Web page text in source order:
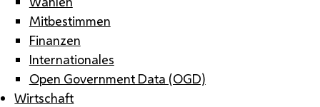
Mitbestimmen
Finanzen
Internationales
Open Government Data (OGD)
Wirtschaft